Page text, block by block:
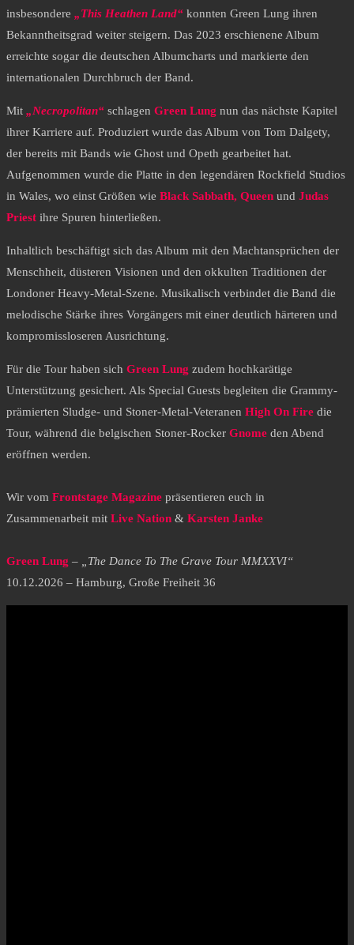
insbesondere „This Heathen Land“ konnten Green Lung ihren
Bekanntheitsgrad weiter steigern. Das 2023 erschienene Album
erreichte sogar die deutschen Albumcharts und markierte den
internationalen Durchbruch der Band.
Mit „Necropolitan“ schlagen Green Lung nun das nächste Kapitel
ihrer Karriere auf. Produziert wurde das Album von Tom Dalgety,
der bereits mit Bands wie Ghost und Opeth gearbeitet hat.
Aufgenommen wurde die Platte in den legendären Rockfield Studios
in Wales, wo einst Größen wie Black Sabbath, Queen und Judas
Priest ihre Spuren hinterließen.
Inhaltlich beschäftigt sich das Album mit den Machtansprüchen der
Menschheit, düsteren Visionen und den okkulten Traditionen der
Londoner Heavy-Metal-Szene. Musikalisch verbindet die Band die
melodische Stärke ihres Vorgängers mit einer deutlich härteren und
kompromissloseren Ausrichtung.
Für die Tour haben sich Green Lung zudem hochkarätige
Unterstützung gesichert. Als Special Guests begleiten die Grammy-
prämierten Sludge- und Stoner-Metal-Veteranen High On Fire die
Tour, während die belgischen Stoner-Rocker Gnome den Abend
eröffnen werden.
Wir vom Frontstage Magazine präsentieren euch in
Zusammenarbeit mit Live Nation & Karsten Janke
Green Lung – „The Dance To The Grave Tour MMXXVI“
10.12.2026 – Hamburg, Große Freiheit 36